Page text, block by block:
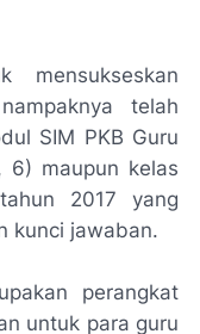
mensukseskan
telah
SIM PKB Guru
6) maupun kelas
2017 yang
kunci jawaban.
perangkat
untuk para guru